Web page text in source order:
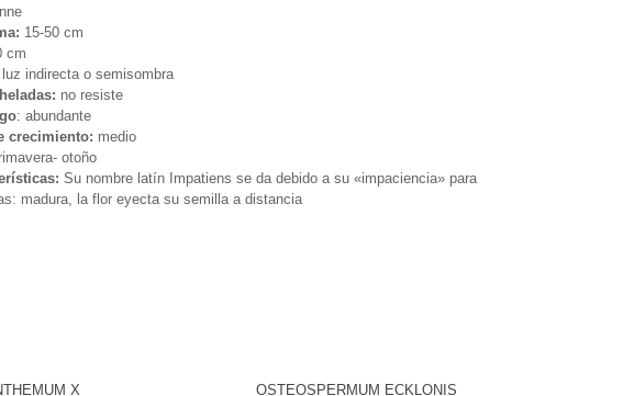
15-50 cm
cm
luz indirecta o semisombra
no resiste
: abundante
crecimiento: medio
otoño
Su nombre latín Impatiens se da debido a su «impaciencia» para
madura, la flor eyecta su semilla a distancia
X
OSTEOSPERMUM ECKLONIS